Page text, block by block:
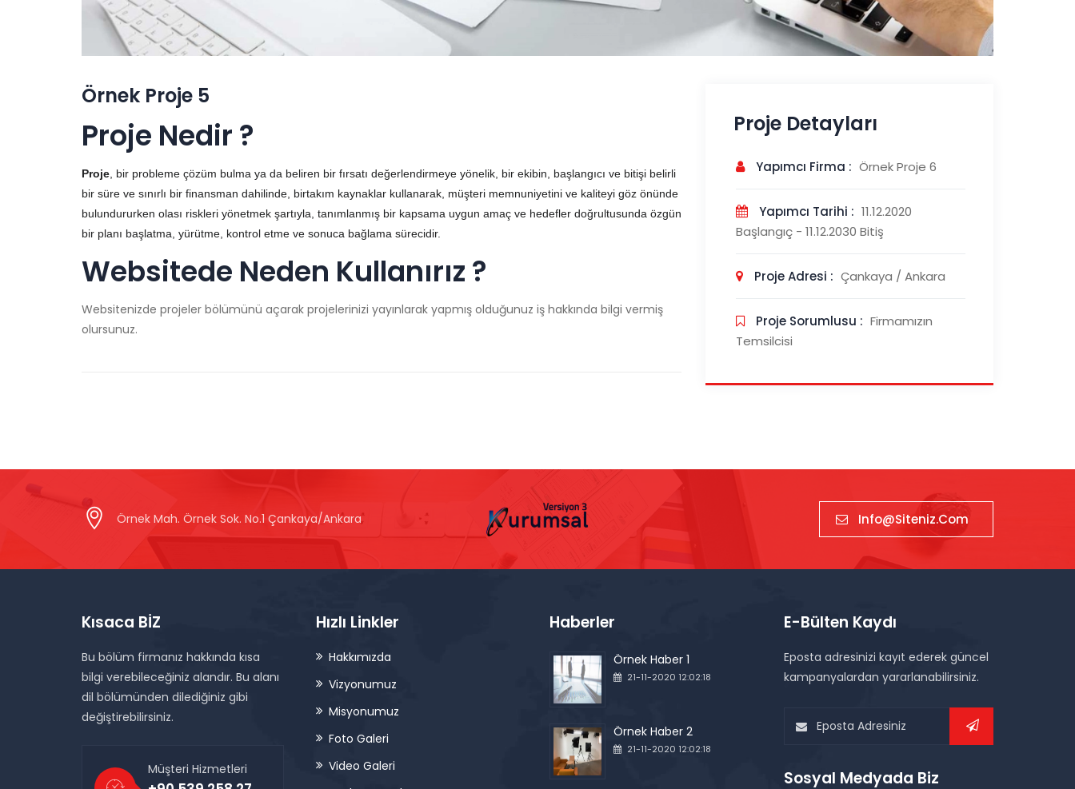
Örnek Proje 5
Proje Nedir ?
Proje , bir probleme çözüm bulma ya da beliren bir fırsatı değerlendirmeye yönelik, bir ekibin, başlangıcı ve bitişi belirli
bir süre ve sınırlı bir finansman dahilinde, birtakım kaynaklar kullanarak, müşteri memnuniyetini ve kaliteyi göz önünde
bulundururken olası riskleri yönetmek şartıyla, tanımlanmış bir kapsama uygun amaç ve hedefler doğrultusunda özgün
bir planı başlatma, yürütme, kontrol etme ve sonuca bağlama sürecidir.
Websitede Neden Kullanırız ?
Websitenizde projeler bölümünü açarak projelerinizi yayınlarak yapmış olduğunuz iş hakkında bilgi vermiş
olursunuz.
Proje Detayları
Yapımcı Firma : Örnek Proje 6
Yapımcı Tarihi : 11.12.2020
Başlangıç - 11.12.2030 Bitiş
Proje Adresi : Çankaya / Ankara
Proje Sorumlusu : Firmamızın
Temsilcisi
Örnek Mah. Örnek Sok. No.1 Çankaya/Ankara Info@siteniz.com
Kısaca BİZ
Bu bölüm firmanız hakkında kısa
bilgi verebileceğiniz alandır. Bu alanı
dil bölümünden dilediğiniz gibi
değiştirebilirsiniz.
Müşteri Hizmetleri
Hızlı Linkler
Hakkımızda
Vizyonumuz
Misyonumuz
Foto Galeri
Video Galeri
Haberler
Örnek Haber 1
21-11-2020 12:02:18
Örnek Haber 2
21-11-2020 12:02:18
E-Bülten Kaydı
Eposta adresinizi kayıt ederek güncel
kampanyalardan yararlanabilirsiniz.
Sosyal Medyada Biz